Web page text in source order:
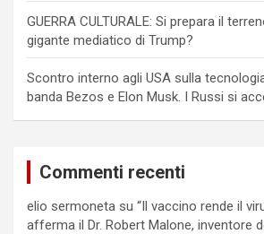
GUERRA CULTURALE: Si prepara il
gigante mediatico di Trump?
Scontro interno agli USA sulla
banda Bezos e Elon Musk. I Russi si
Commenti recenti
elio sermoneta su “Il vaccino rende il
afferma il Dr. Robert Malone, inventore